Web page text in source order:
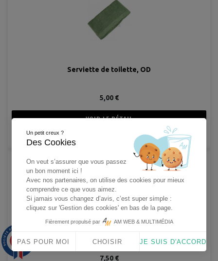
Serviette de toilette, OD
5,00 €
VOIR LE DÉTAIL
AJOUTER AU PANIER
7,50 €
9.9/10
1563 avis
Un petit creux ?
Des Cookies
On veut s’assurer que vous passez
un bon moment ici !
Avec nos partenaires, on utilise des cookies pour mieux
comprendre ce que vous aimez.
Si jamais vous changez d’avis, c’est super simple :
cliquez sur 'Gestion des cookies' en bas de la page.
Fièrement propulsé par AM WEB & MULTIMÉDIA
PAS POUR MOI CHOISIR JE SUIS D'ACCORD